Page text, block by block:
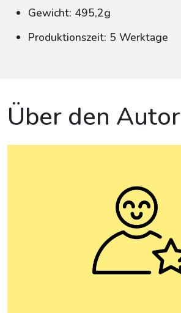
Gewicht: 495,2g
Produktionszeit: 5 Werktage
Über den Autor